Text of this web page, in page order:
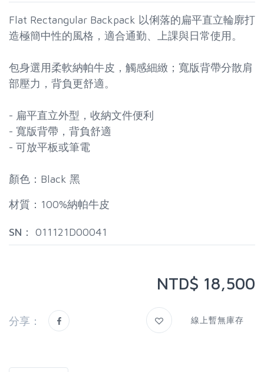
Flat Rectangular Backpack 以俐落的扁平直立輪廓打
造極簡中性的風格，適合通勤、上課與日常使用。
包身選用柔軟納帕牛皮，觸感細緻；寬版背帶分散肩
部壓力，背負更舒適。
- 扁平直立外型，收納文件便利
- 寬版背帶，背負舒適
- 可放平板或筆電
顏色：Black 黑
材質：100%納帕牛皮
SN： 011121D00041
NTD$ 18,500
分享： 線上暫無庫存